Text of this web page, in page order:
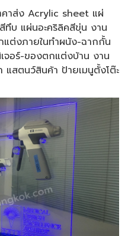
คาส่ง Acrylic sheet แผ่
ทึบ แผ่นอะคริลิคสีขุ่น งาน
แต่งภายในทำผนัง-ฉากกั้น
จอร์-ของตกแต่งบ้าน งาน
แสตนว์สินค้า ป้ายเมนูตั้งโต๊ะ